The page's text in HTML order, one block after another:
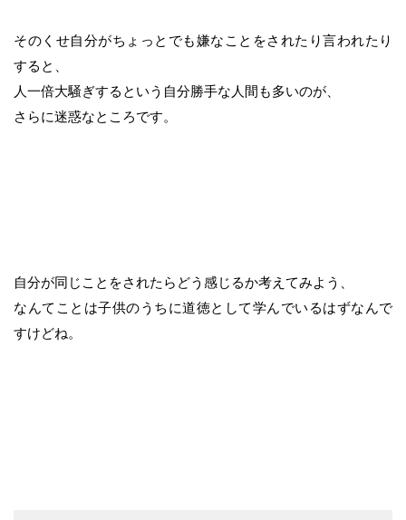
そのくせ自分がちょっとでも嫌なことをされたり言われたり
すると、
人一倍大騒ぎするという自分勝手な人間も多いのが、
さらに迷惑なところです。
自分が同じことをされたらどう感じるか考えてみよう、
なんてことは子供のうちに道徳として学んでいるはずなんで
すけどね。